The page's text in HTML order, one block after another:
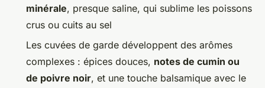
minérale, presque saline, qui sublime les poissons
crus ou cuits au sel
Les cuvées de garde développent des arômes
complexes : épices douces, notes de cumin ou
de poivre noir, et une touche balsamique avec le